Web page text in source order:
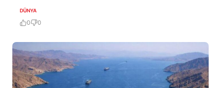
DÜNYA
0 0